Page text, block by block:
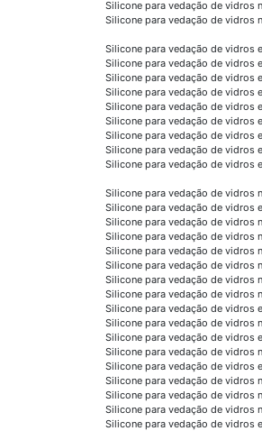
Silicone para vedação de vidros
Silicone para vedação de vidros
Silicone para vedação de vidros
Silicone para vedação de vidros
Silicone para vedação de vidros
Silicone para vedação de vidros
Silicone para vedação de vidros
Silicone para vedação de vidros
Silicone para vedação de vidros
Silicone para vedação de vidros
Silicone para vedação de vidros
Silicone para vedação de vidros
Silicone para vedação de vidros
Silicone para vedação de vidros
Silicone para vedação de vidros
Silicone para vedação de vidros
Silicone para vedação de vidros
Silicone para vedação de vidros
Silicone para vedação de vidros
Silicone para vedação de vidros
Silicone para vedação de vidros
Silicone para vedação de vidros
Silicone para vedação de vidros
Silicone para vedação de vidros
Silicone para vedação de vidros
Silicone para vedação de vidros
Silicone para vedação de vidros
Silicone para vedação de vidros